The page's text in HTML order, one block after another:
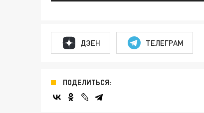
ДЗЕН ТЕЛЕГРАМ
ПОДЕЛИТЬСЯ: